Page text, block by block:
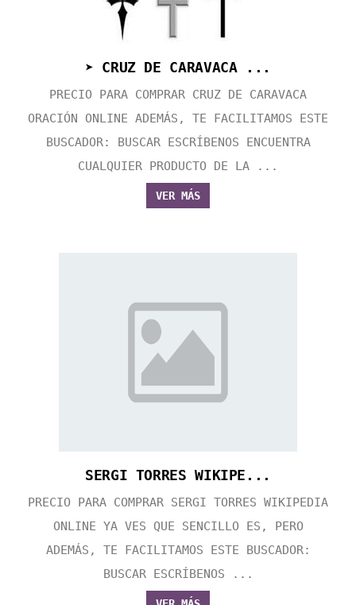
➤ CRUZ DE CARAVACA ...
PRECIO PARA COMPRAR CRUZ DE CARAVACA
ORACIÓN ONLINE ADEMÁS, TE FACILITAMOS ESTE
BUSCADOR: BUSCAR ESCRÍBENOS ENCUENTRA
CUALQUIER PRODUCTO DE LA ...
VER MÁS
SERGI TORRES WIKIPE...
PRECIO PARA COMPRAR SERGI TORRES WIKIPEDIA
ONLINE YA VES QUE SENCILLO ES, PERO
ADEMÁS, TE FACILITAMOS ESTE BUSCADOR:
BUSCAR ESCRÍBENOS ...